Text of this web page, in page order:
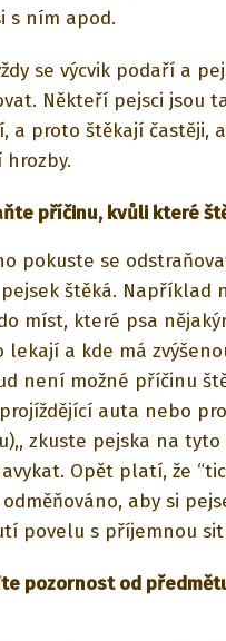
s ním apod.
se výcvik podaří a
Někteří pejsci jsou
a proto štěkají častěji,
příčinu, kvůli které
pokuste se
štěká. Například
míst, které psa
lekají a kde má
není možné příčinu
auta nebo
zkuste pejska na
Opět platí, že
aby si
povelu s příjemnou
pozornost od